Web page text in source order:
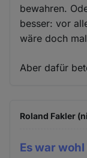
bewahren.
besser: vor
wäre doch
Aber dafür
Roland Fakler
Es war